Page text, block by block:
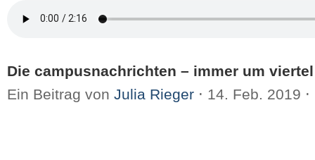
Die campusnachrichten – immer um
Ein Beitrag von Julia Rieger ⋅ 14. Feb. 2019 ⋅